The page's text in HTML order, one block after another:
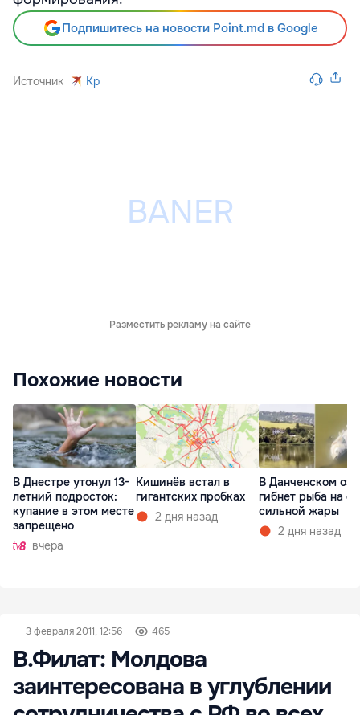
Подпишитесь на новости Point.md в Google
Источник Kp
Разместить рекламу на сайте
Похожие новости
В Днестре утонул 13-
летний подросток:
купание в этом месте
запрещено
вчера
Кишинёв встал в
гигантских пробках
2 дня назад
В Данченском
гибнет рыба на
сильной жары
2 дня назад
3 февраля 2011, 12:56 465
В.Филат: Молдова
заинтересована в углублении